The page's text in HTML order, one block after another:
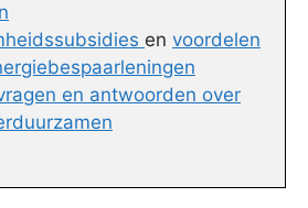
en voordelen
en antwoorden over